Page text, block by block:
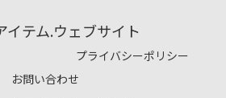
イテム.ウェブサイト
プライバシーポリシー
お問い合わせ